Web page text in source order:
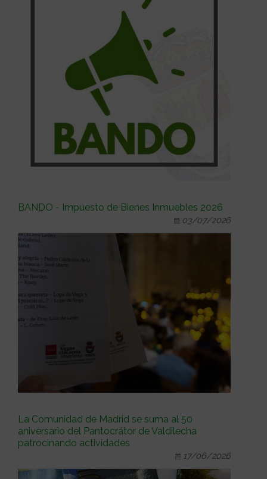
BANDO - Impuesto de Bienes Inmuebles 2026
03/07/2026
La Comunidad de Madrid se suma al 50
aniversario del Pantocrátor de Valdilecha
patrocinando actividades
17/06/2026